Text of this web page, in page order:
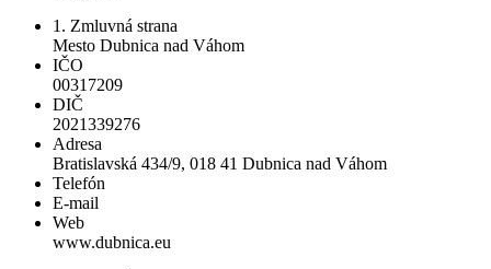
1. Zmluvná strana
Mesto Dubnica nad Váhom
IČO
00317209
DIČ
2021339276
Adresa
Bratislavská 434/9, 018 41 Dubnica nad Váhom
Telefón
E-mail
Web
www.dubnica.eu